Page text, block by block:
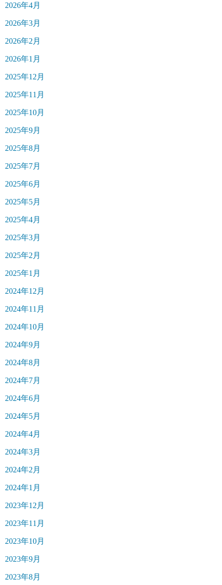
2026年4月
2026年3月
2026年2月
2026年1月
2025年12月
2025年11月
2025年10月
2025年9月
2025年8月
2025年7月
2025年6月
2025年5月
2025年4月
2025年3月
2025年2月
2025年1月
2024年12月
2024年11月
2024年10月
2024年9月
2024年8月
2024年7月
2024年6月
2024年5月
2024年4月
2024年3月
2024年2月
2024年1月
2023年12月
2023年11月
2023年10月
2023年9月
2023年8月